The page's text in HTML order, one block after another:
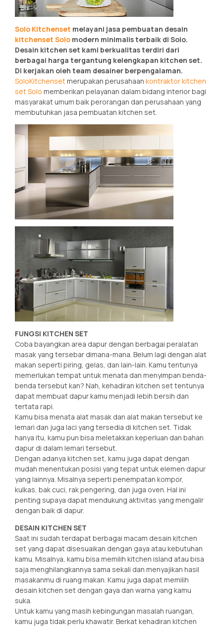
Solo Kitchenset melayani jasa pembuatan desain
kitchenset Solo modern minimalis terbaik di Solo.
Desain kitchen set kami berkualitas terdiri dari
berbagai harga tergantung kelengkapan kitchen set.
Di kerjakan oleh team desainer berpengalaman.
SoloKitchensetmerupakan perusahaan kontraktor kitchen
set Solo memberikan pelayanan dalam bidang interior bagi
masyarakat umum baik perorangan dan perusahaan yang
membutuhkan jasa pembuatan kitchen set.
FUNGSI KITCHEN SET
Coba bayangkan area dapur dengan berbagai peralatan
masak yang tersebar dimana-mana. Belum lagi dengan alat
makan seperti piring, gelas, dan lain-lain. Kamu tentunya
memerlukan tempat untuk menata dan menyimpan benda-
benda tersebut kan? Nah, kehadiran kitchen set tentunya
dapat membuat dapur kamu menjadi lebih bersih dan
tertata rapi.
Kamu bisa menata alat masak dan alat makan tersebut ke
lemari dan juga laci yang tersedia di kitchen set. Tidak
hanya itu, kamu pun bisa meletakkan keperluan dan bahan
dapur di dalam lemari tersebut.
Dengan adanya kitchen set, kamu juga dapat dengan
mudah menentukan posisi yang tepat untuk elemen dapur
yang lainnya. Misalnya seperti penempatan kompor,
kulkas, bak cuci, rak pengering, dan juga oven. Hal ini
penting supaya dapat mendukung aktivitas yang mengalir
dengan baik di dapur.
DESAIN KITCHEN SET
Saat ini sudah terdapat berbagai macam desain kitchen
set yang dapat disesuaikan dengan gaya atau kebutuhan
kamu. Misalnya, kamu bisa memilih kitchen island atau bisa
saja menghilangkannya sama sekali dan menyajikan hasil
masakanmu di ruang makan. Kamu juga dapat memilih
desain kitchen set dengan gaya dan warna yang kamu
suka.
Untuk kamu yang masih kebingungan masalah ruangan,
kamu juga tidak perlu khawatir. Berkat kehadiran kitchen